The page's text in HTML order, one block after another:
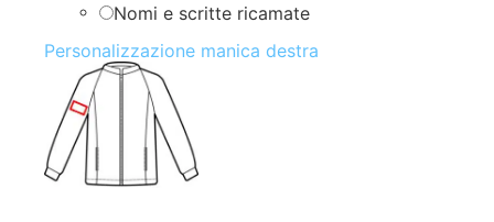
Nomi e scritte ricamate
Personalizzazione manica destra